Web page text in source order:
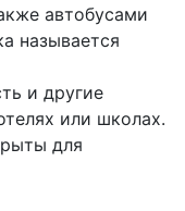
автобусами
называется
и другие
или школах.
для